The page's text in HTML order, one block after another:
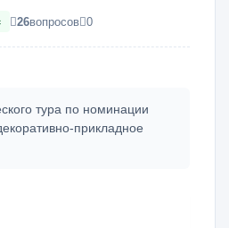
26вопросов 0
тура по номинации
прикладное